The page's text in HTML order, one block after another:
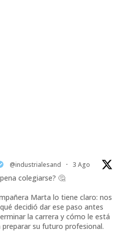
@industrialesand · 3 Ago
colegiarse? 🤔
Marta lo tiene claro: nos
decidió dar ese paso antes
la carrera y cómo le está
preparar su futuro profesional.